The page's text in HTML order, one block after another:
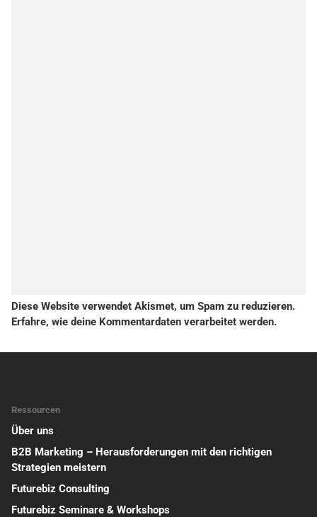
Diese Website verwendet Akismet, um Spam zu reduzieren.
Erfahre, wie deine Kommentardaten verarbeitet werden.
Ressourcen
Über uns
B2B Marketing – Herausforderungen mit den richtigen
Strategien meistern
Futurebiz Consulting
Futurebiz Seminare & Workshops